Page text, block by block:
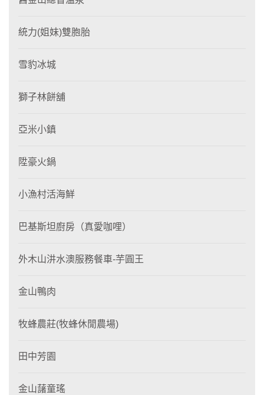
統力(姐妹)雙胞胎
雪豹冰城
獅子林餅舖
亞米小鎮
陞豪火鍋
小漁村活海鮮
巴基斯坦廚房（真愛咖哩）
外木山汫水澳服務餐車-芋圓王
金山鴨肉
牧蜂農莊(牧蜂休閒農場)
田中芳園
金山藷童瑤